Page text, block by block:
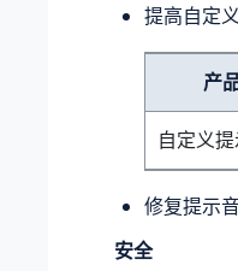
提高自定
产
自定义
修复提示
安全